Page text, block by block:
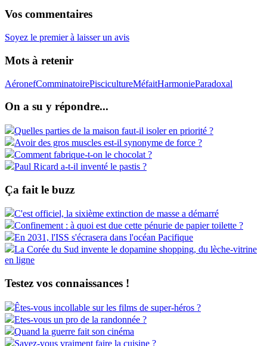
Vos commentaires
Soyez le premier à laisser un avis
Mots à retenir
AéronefComminatoirePiscicultureMéfaitHarmonieParadoxal
On a su y répondre...
Quelles parties de la maison faut-il isoler en priorité ?
Avoir des gros muscles est-il synonyme de force ?
Comment fabrique-t-on le chocolat ?
Paul Ricard a-t-il inventé le pastis ?
Ça fait le buzz
C'est officiel, la sixième extinction de masse a démarré
Confinement : à quoi est due cette pénurie de papier toilette ?
En 2031, l'ISS s'écrasera dans l'océan Pacifique
La Corée du Sud invente le dopamine shopping, du lèche-vitrine
en ligne
Testez vos connaissances !
Êtes-vous incollable sur les films de super-héros ?
Etes-vous un pro de la randonnée ?
Quand la guerre fait son cinéma
Savez-vous vraiment faire la cuisine ?